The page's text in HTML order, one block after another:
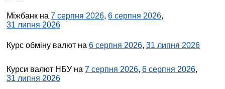
Міжбанк на 7 серпня 2026, 6 серпня 2026,
31 липня 2026
Курс обміну валют на 6 серпня 2026, 31 липня 2026
Курси валют НБУ на 7 серпня 2026, 6 серпня 2026,
31 липня 2026